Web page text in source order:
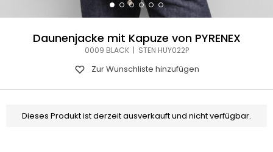
Daunenjacke mit Kapuze von PYRENEX
0009 BLACK | STEN HUY022P
Zur Wunschliste hinzufügen
Dieses Produkt ist derzeit ausverkauft und nicht verfügbar.